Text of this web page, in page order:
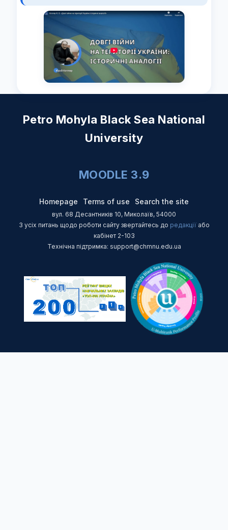
Petro Mohyla Black Sea National
University
MOODLE 3.9
Homepage Terms of use Search the site
вул. 68 Десантників 10, Миколаїв, 54000
З усіх питань щодо роботи сайту звертайтесь до редакції або
кабінет 2-103
Технічна підтримка: support@chmnu.edu.ua